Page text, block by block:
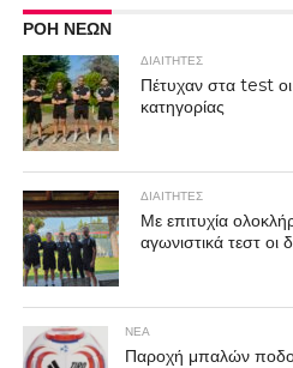
ΡΟΗ ΝΕΩΝ
ΔΙΑΙΤΗΤΕΣ
Πέτυχαν στα test οι
κατηγορίας
ΔΙΑΙΤΗΤΕΣ
Με επιτυχία
αγωνιστικά τεστ οι
ΝΕΑ
Παροχή μπαλών